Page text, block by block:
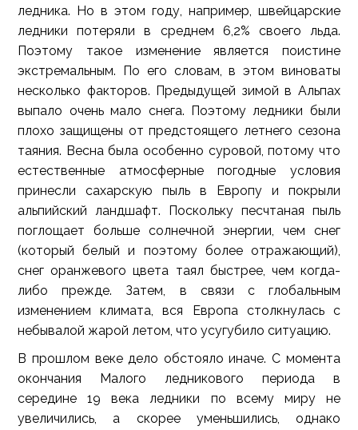
ледника. Но в этом году, например, швейцарские
ледники потеряли в среднем 6,2% своего льда.
Поэтому такое изменение является поистине
экстремальным. По его словам, в этом виноваты
несколько факторов. Предыдущей зимой в Альпах
выпало очень мало снега. Поэтому ледники были
плохо защищены от предстоящего летнего сезона
таяния. Весна была особенно суровой, потому что
естественные атмосферные погодные условия
принесли сахарскую пыль в Европу и покрыли
альпийский ландшафт. Поскольку песчтаная пыль
поглощает больше солнечной энергии, чем снег
(который белый и поэтому более отражающий),
снег оранжевого цвета таял быстрее, чем когда-
либо прежде. Затем, в связи с глобальным
изменением климата, вся Европа столкнулась с
небывалой жарой летом, что усугубило ситуацию.
В прошлом веке дело обстояло иначе. С момента
окончания Малого ледникового периода в
середине 19 века ледники по всему миру не
увеличились, а скорее уменьшились, однако